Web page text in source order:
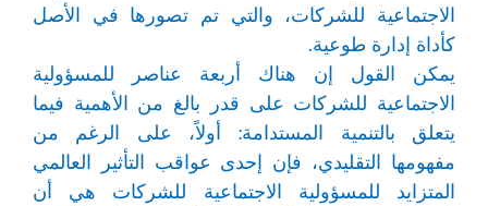
الاجتماعية للشركات، والتي تم تصورها في الأصل
كأداة إدارة طوعية.
يمكن القول إن هناك أربعة عناصر للمسؤولية
الاجتماعية للشركات على قدر بالغ من الأهمية فيما
يتعلق بالتنمية المستدامة: أولاً، على الرغم من
مفهومها التقليدي، فإن إحدى عواقب التأثير العالمي
المتزايد للمسؤولية الاجتماعية للشركات هي أن